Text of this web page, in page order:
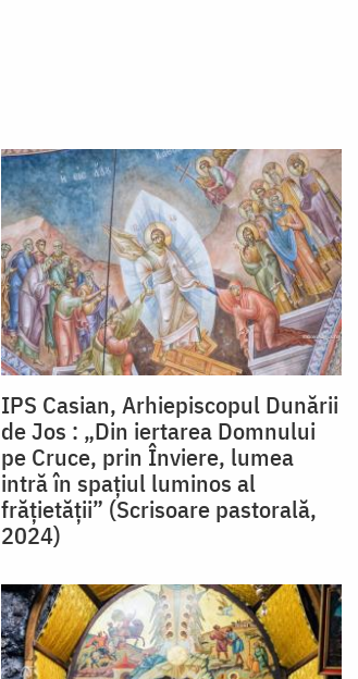
IPS Casian, Arhiepiscopul Dunării
de Jos : „Din iertarea Domnului
pe Cruce, prin Înviere, lumea
intră în spațiul luminos al
frățietății” (Scrisoare pastorală,
2024)